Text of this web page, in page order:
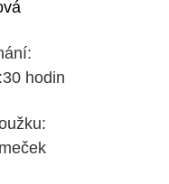
hodin